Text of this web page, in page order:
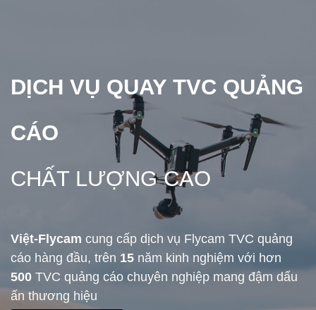
DỊCH VỤ QUAY TVC QUẢNG
CÁO
CHẤT LƯỢNG CAO
Việt-Flycam cung cấp dịch vụ Flycam TVC quảng
cáo hàng đầu, trên 15 năm kinh nghiệm với hơn
500 TVC quảng cáo chuyên nghiệp mang đậm dấu
ấn thương hiệu